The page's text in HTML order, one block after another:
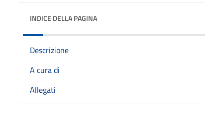
INDICE DELLA PAGINA
Descrizione
A cura di
Allegati